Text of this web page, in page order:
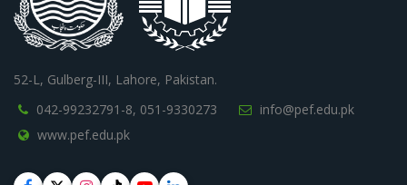
52-L, Gulberg-III, Lahore, Pakistan.
042-99232791-8, 051-9330273
info@pef.edu.pk
www.pef.edu.pk